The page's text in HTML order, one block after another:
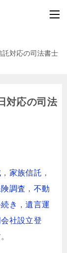
託対応の司法書士
対応の司法
， 家族信託 ，
調査 ， 不動
き ，遺言運
社設立登